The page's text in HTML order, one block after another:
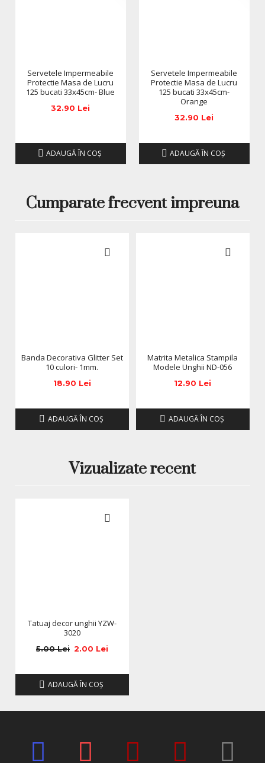
Servetele Impermeabile
Protectie Masa de Lucru
125 bucati 33x45cm- Blue
32.90 Lei
ADAUGĂ ÎN COŞ
Servetele Impermeabile
Protectie Masa de Lucru
125 bucati 33x45cm-
Orange
32.90 Lei
ADAUGĂ ÎN COŞ
Cumparate frecvent impreuna
Banda Decorativa Glitter Set
10 culori- 1mm.
18.90 Lei
ADAUGĂ ÎN COŞ
Matrita Metalica Stampila
Modele Unghii ND-056
12.90 Lei
ADAUGĂ ÎN COŞ
Vizualizate recent
Tatuaj decor unghii YZW-
3020
2.00 Lei
5.00 Lei
ADAUGĂ ÎN COŞ